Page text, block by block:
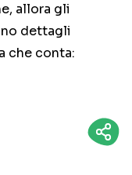
allora gli
dettagli
che conta: